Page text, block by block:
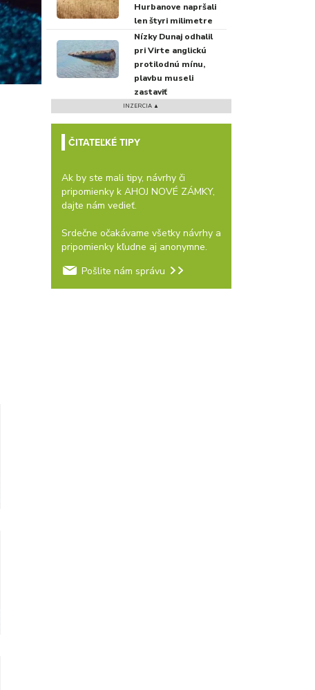
Hurbanove napršali
len štyri milimetre
Nízky Dunaj odhalil
pri Virte anglickú
protilodnú mínu,
plavbu museli
zastaviť
INZERCIA ▲
ČITATEĽKÉ TIPY
Ak by ste mali tipy, návrhy či
pripomienky k AHOJ NOVÉ ZÁMKY,
dajte nám vedieť.
Srdečne očakávame všetky návrhy a
pripomienky kľudne aj anonymne.
Pošlite nám správu